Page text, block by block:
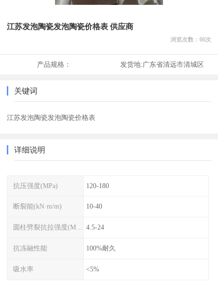
江苏发泡陶瓷发泡陶瓷价格表 供应商
浏览次数： 66次
产品规格： 发货地:广东省清远市清城区
关键词
江苏发泡陶瓷发泡陶瓷价格表
详细说明
抗压强度(MPa) 120-180
断裂能(kN·m/m) 10-40
圆柱劈裂抗拉强度(MPa) 4.5-24
抗冻融性能 100%耐久
吸水率 <5%